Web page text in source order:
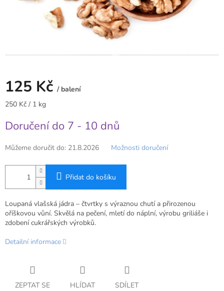
125 Kč / balení
Měrná
250 Kč / 1 kg
Doručení do 7 - 10 dnů
Můžeme doručit do: 21.8.2026 Možnosti doručení
Přidat do košíku
Loupaná vlašská jádra – čtvrtky s výraznou chutí a přirozenou
oříškovou vůní. Skvělá na pečení, mletí do náplní, výrobu griliáše i
zdobení cukrářských výrobků.
Detailní informace
ZEPTAT SE HLÍDAT SDÍLET